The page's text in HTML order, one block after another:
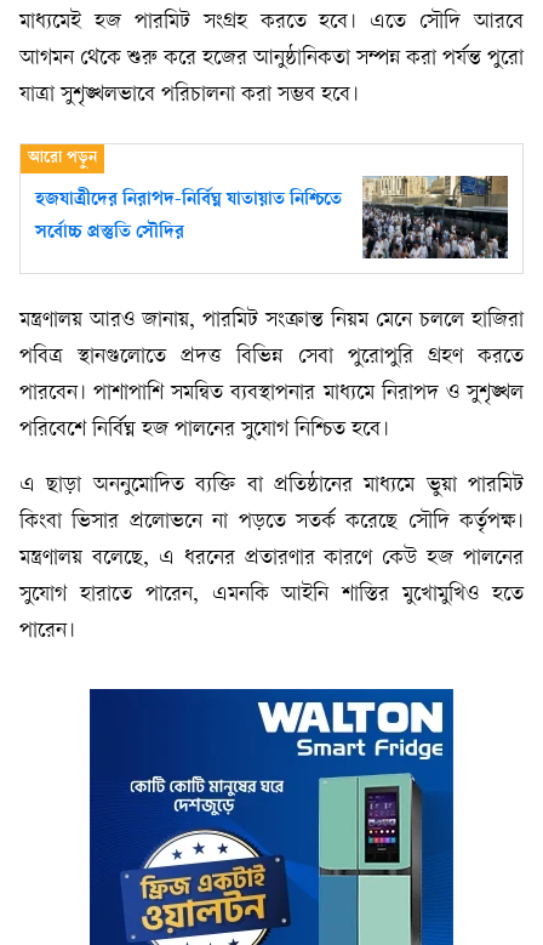
মাধ্যমেই হজ পারমিট সংগ্রহ করতে হবে। এতে সৌদি আরবে
আগমন থেকে শুরু করে হজের আনুষ্ঠানিকতা সম্পন্ন করা পর্যন্ত পুরো
যাত্রা সুশৃঙ্খলভাবে পরিচালনা করা সম্ভব হবে।
হজযাত্রীদের নিরাপদ-নির্বিঘ্ন যাতায়াত নিশ্চিতে
সর্বোচ্চ প্রস্তুতি সৌদির
মন্ত্রণালয় আরও জানায়, পারমিট সংক্রান্ত নিয়ম মেনে চললে হাজিরা
পবিত্র স্থানগুলোতে প্রদত্ত বিভিন্ন সেবা পুরোপুরি গ্রহণ করতে
পারবেন। পাশাপাশি সমন্বিত ব্যবস্থাপনার মাধ্যমে নিরাপদ ও সুশৃঙ্খল
পরিবেশে নির্বিঘ্ন হজ পালনের সুযোগ নিশ্চিত হবে।
এ ছাড়া অননুমোদিত ব্যক্তি বা প্রতিষ্ঠানের মাধ্যমে ভুয়া পারমিট
কিংবা ভিসার প্রলোভনে না পড়তে সতর্ক করেছে সৌদি কর্তৃপক্ষ।
মন্ত্রণালয় বলেছে, এ ধরনের প্রতারণার কারণে কেউ হজ পালনের
সুযোগ হারাতে পারেন, এমনকি আইনি শাস্তির মুখোমুখিও হতে
পারেন।